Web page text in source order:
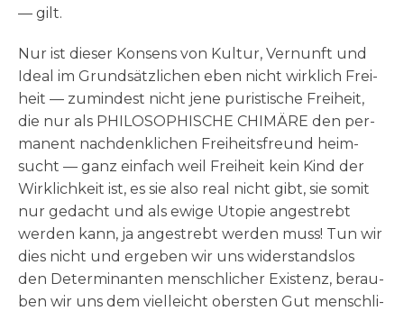
— gilt.
Nur ist die­ser Kon­sens von Kul­tur, Ver­nunft und
Ide­al im Grund­sätz­li­chen eben nicht wirk­lich Frei­
heit — zumin­dest nicht jene puri­sti­sche Frei­heit,
die nur als PHILOSOPHISCHE CHIMÄRE den per­
ma­nent nach­denk­li­chen Frei­heits­freund heim­
sucht — ganz ein­fach weil Frei­heit kein Kind der
Wirk­lich­keit ist, es sie also real nicht gibt, sie somit
nur gedacht und als ewi­ge Uto­pie ange­strebt
wer­den kann, ja ange­strebt wer­den muss! Tun wir
dies nicht und erge­ben wir uns wider­stands­los
den Deter­mi­nan­ten mensch­li­cher Exi­stenz, berau­
ben wir uns dem viel­leicht ober­sten Gut mensch­li­